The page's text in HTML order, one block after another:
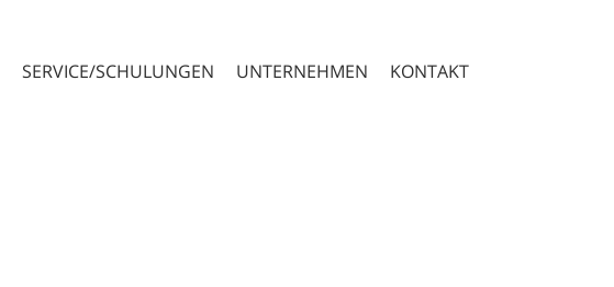
SERVICE/SCHULUNGEN UNTERNEHMEN KONTAKT